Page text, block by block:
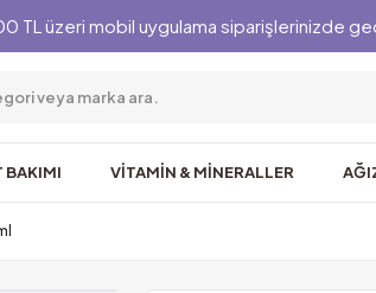
TL üzeri mobil uygulama siparişlerinizde
BAKIMI VİTAMİN & MİNERALLER